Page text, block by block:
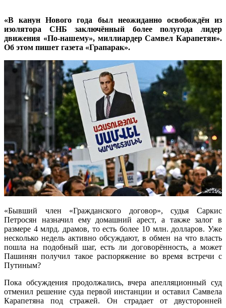
«В канун Нового года был неожиданно освобождён из
изолятора СНБ заключённый более полугода лидер
движения «По-нашему», миллиардер Самвел Карапетян».
Об этом пишет газета «Грапарак».
«Бывший член «Гражданского договор», судья Саркис
Петросян назначил ему домашний арест, а также залог в
размере 4 млрд. драмов, то есть более 10 млн. долларов. Уже
несколько недель активно обсуждают, в обмен на что власть
пошла на подобный шаг, есть ли договорённость, а может
Пашинян получил такое распоряжение во время встречи с
Путиным?
Пока обсуждения продолжались, вчера апелляционный суд
отменил решение суда первой инстанции и оставил Самвела
Карапетяна под стражей. Он страдает от двусторонней